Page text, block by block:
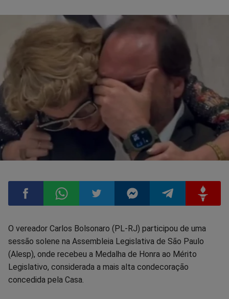
Compartilhar
no
Facebook
Compartilhar
no
Whatsapp
Compartilhar
no
Twitter
Compartilhar
no
Compartilhar
no
O vereador Carlos Bolsonaro (PL-RJ) participou de uma
sessão solene na Assembleia Legislativa de São Paulo
(Alesp), onde recebeu a Medalha de Honra ao Mérito
Legislativo, considerada a mais alta condecoração
concedida pela Casa.